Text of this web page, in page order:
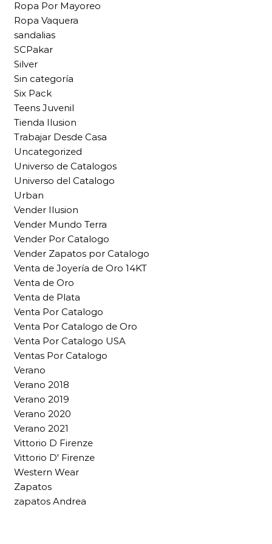
Ropa Por Mayoreo
Ropa Vaquera
sandalias
SCPakar
Silver
Sin categoría
Six Pack
Teens Juvenil
Tienda Ilusion
Trabajar Desde Casa
Uncategorized
Universo de Catalogos
Universo del Catalogo
Urban
Vender Ilusion
Vender Mundo Terra
Vender Por Catalogo
Vender Zapatos por Catalogo
Venta de Joyería de Oro 14KT
Venta de Oro
Venta de Plata
Venta Por Catalogo
Venta Por Catalogo de Oro
Venta Por Catalogo USA
Ventas Por Catalogo
Verano
Verano 2018
Verano 2019
Verano 2020
Verano 2021
Vittorio D Firenze
Vittorio D' Firenze
Western Wear
Zapatos
zapatos Andrea